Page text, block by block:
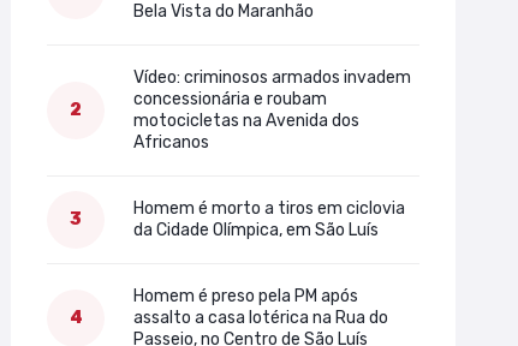
Bela Vista do Maranhão
Vídeo: criminosos armados invadem
concessionária e roubam
motocicletas na Avenida dos
Africanos
Homem é morto a tiros em ciclovia
da Cidade Olímpica, em São Luís
Homem é preso pela PM após
assalto a casa lotérica na Rua do
Passeio, no Centro de São Luís